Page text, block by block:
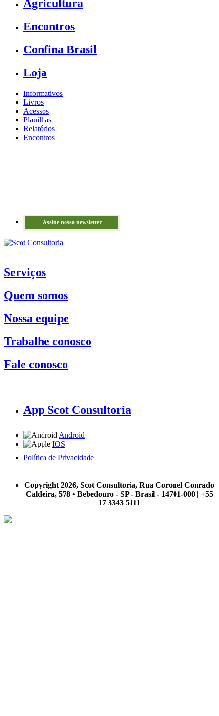
Agricultura
Encontros
Confina Brasil
Loja
Informativos
Livros
Acessos
Planilhas
Relatórios
Encontros
Assine nossa newsletter
Serviços
Quem somos
Nossa equipe
Trabalhe conosco
Fale conosco
App Scot Consultoria
Android
IOS
Política de Privacidade
Copyright 2026, Scot Consultoria, Rua Coronel Conrado
Caldeira, 578 • Bebedouro - SP - Brasil - 14701-000 | +55
17 3343 5111